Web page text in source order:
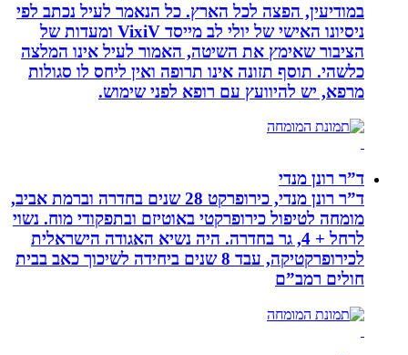
במודיעין, הפצה לכל הארץ. כל הנאמר לעיל נכתב לפי
ניסיונו האישי של יולי לב מייסד VixiV ומעדות של
הציבור שאימץ את השיטה, האמור לעיל אינו המלצה
כלשהי. תוסף תזונה אינו תרופה ואין ליחס לו סגולות
מרפא, יש להיוועץ עם רופא לפני שימוש.
ד”ר רונן מנדי
ד”ר רונן מנדי, כירופרקט 28 שנים בחדרה וברמת אביב,
מומחה לטיפול כירופרקטי באוטיזם ובתפקודי מוח. נשוי
לרחל + 4, גר בחדרה. היה נשיא האגודה הישראלית
לכירופרקטיקה, עבד 8 שנים ביחידה לשיכוך כאב בבית
חולים רמב”ם